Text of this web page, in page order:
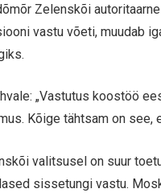
Zelenskõi
vastu võeti, muudab
„Vastutus koostöö
Kõige tähtsam on see,
valitsusel on suur
sissetungi vastu.